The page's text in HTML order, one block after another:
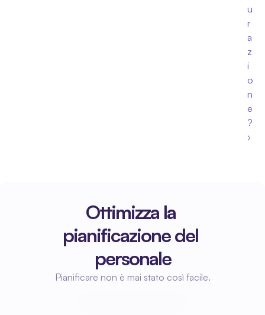
u
r
a
z
i
o
n
e
?
›
Ottimizza la
pianificazione del
personale
Pianificare non è mai stato così facile.